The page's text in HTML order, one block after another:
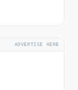
ADVERTISE HERE